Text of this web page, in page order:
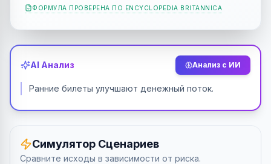
ФОРМУЛА ПРОВЕРЕНА ПО ENCYCLOPEDIA BRITANNICA
AI Анализ Анализ с ИИ
Ранние билеты улучшают денежный поток.
Симулятор Сценариев
Сравните исходы в зависимости от риска.